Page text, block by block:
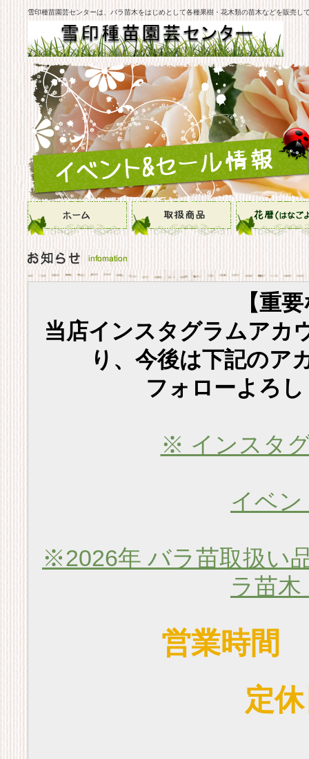
雪印種苗園芸センターは、バラ苗木をはじめとして各種果樹・花木類の苗木などを販売し
【重
当店インスタグラムアカ
り、今後は下記のア
フォローよろ
※ インスタ
イベ
※2026年 バラ苗取扱い
ラ苗
営業時間
定